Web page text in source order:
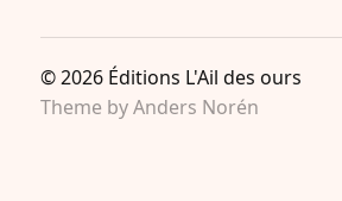
© 2026 Éditions L'Ail des ours
Theme byAnders Norén